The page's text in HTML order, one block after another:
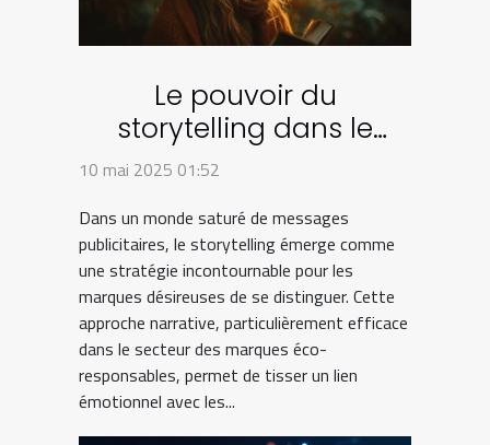
Le pouvoir du
storytelling dans le
marketing des marques
10 mai 2025 01:52
Dans un monde saturé de messages
publicitaires, le storytelling émerge comme
une stratégie incontournable pour les
marques désireuses de se distinguer. Cette
approche narrative, particulièrement efficace
dans le secteur des marques éco-
responsables, permet de tisser un lien
émotionnel avec les...